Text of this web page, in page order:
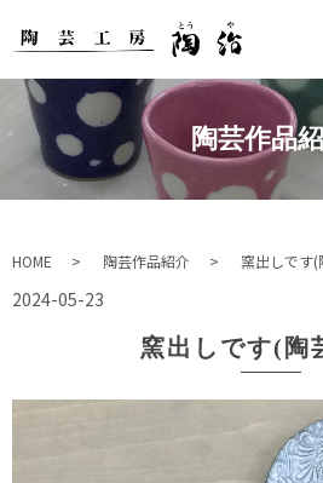
陶芸作品
HOME 陶芸作品紹介 窯出しです(
2024-05-23
窯出しです(陶